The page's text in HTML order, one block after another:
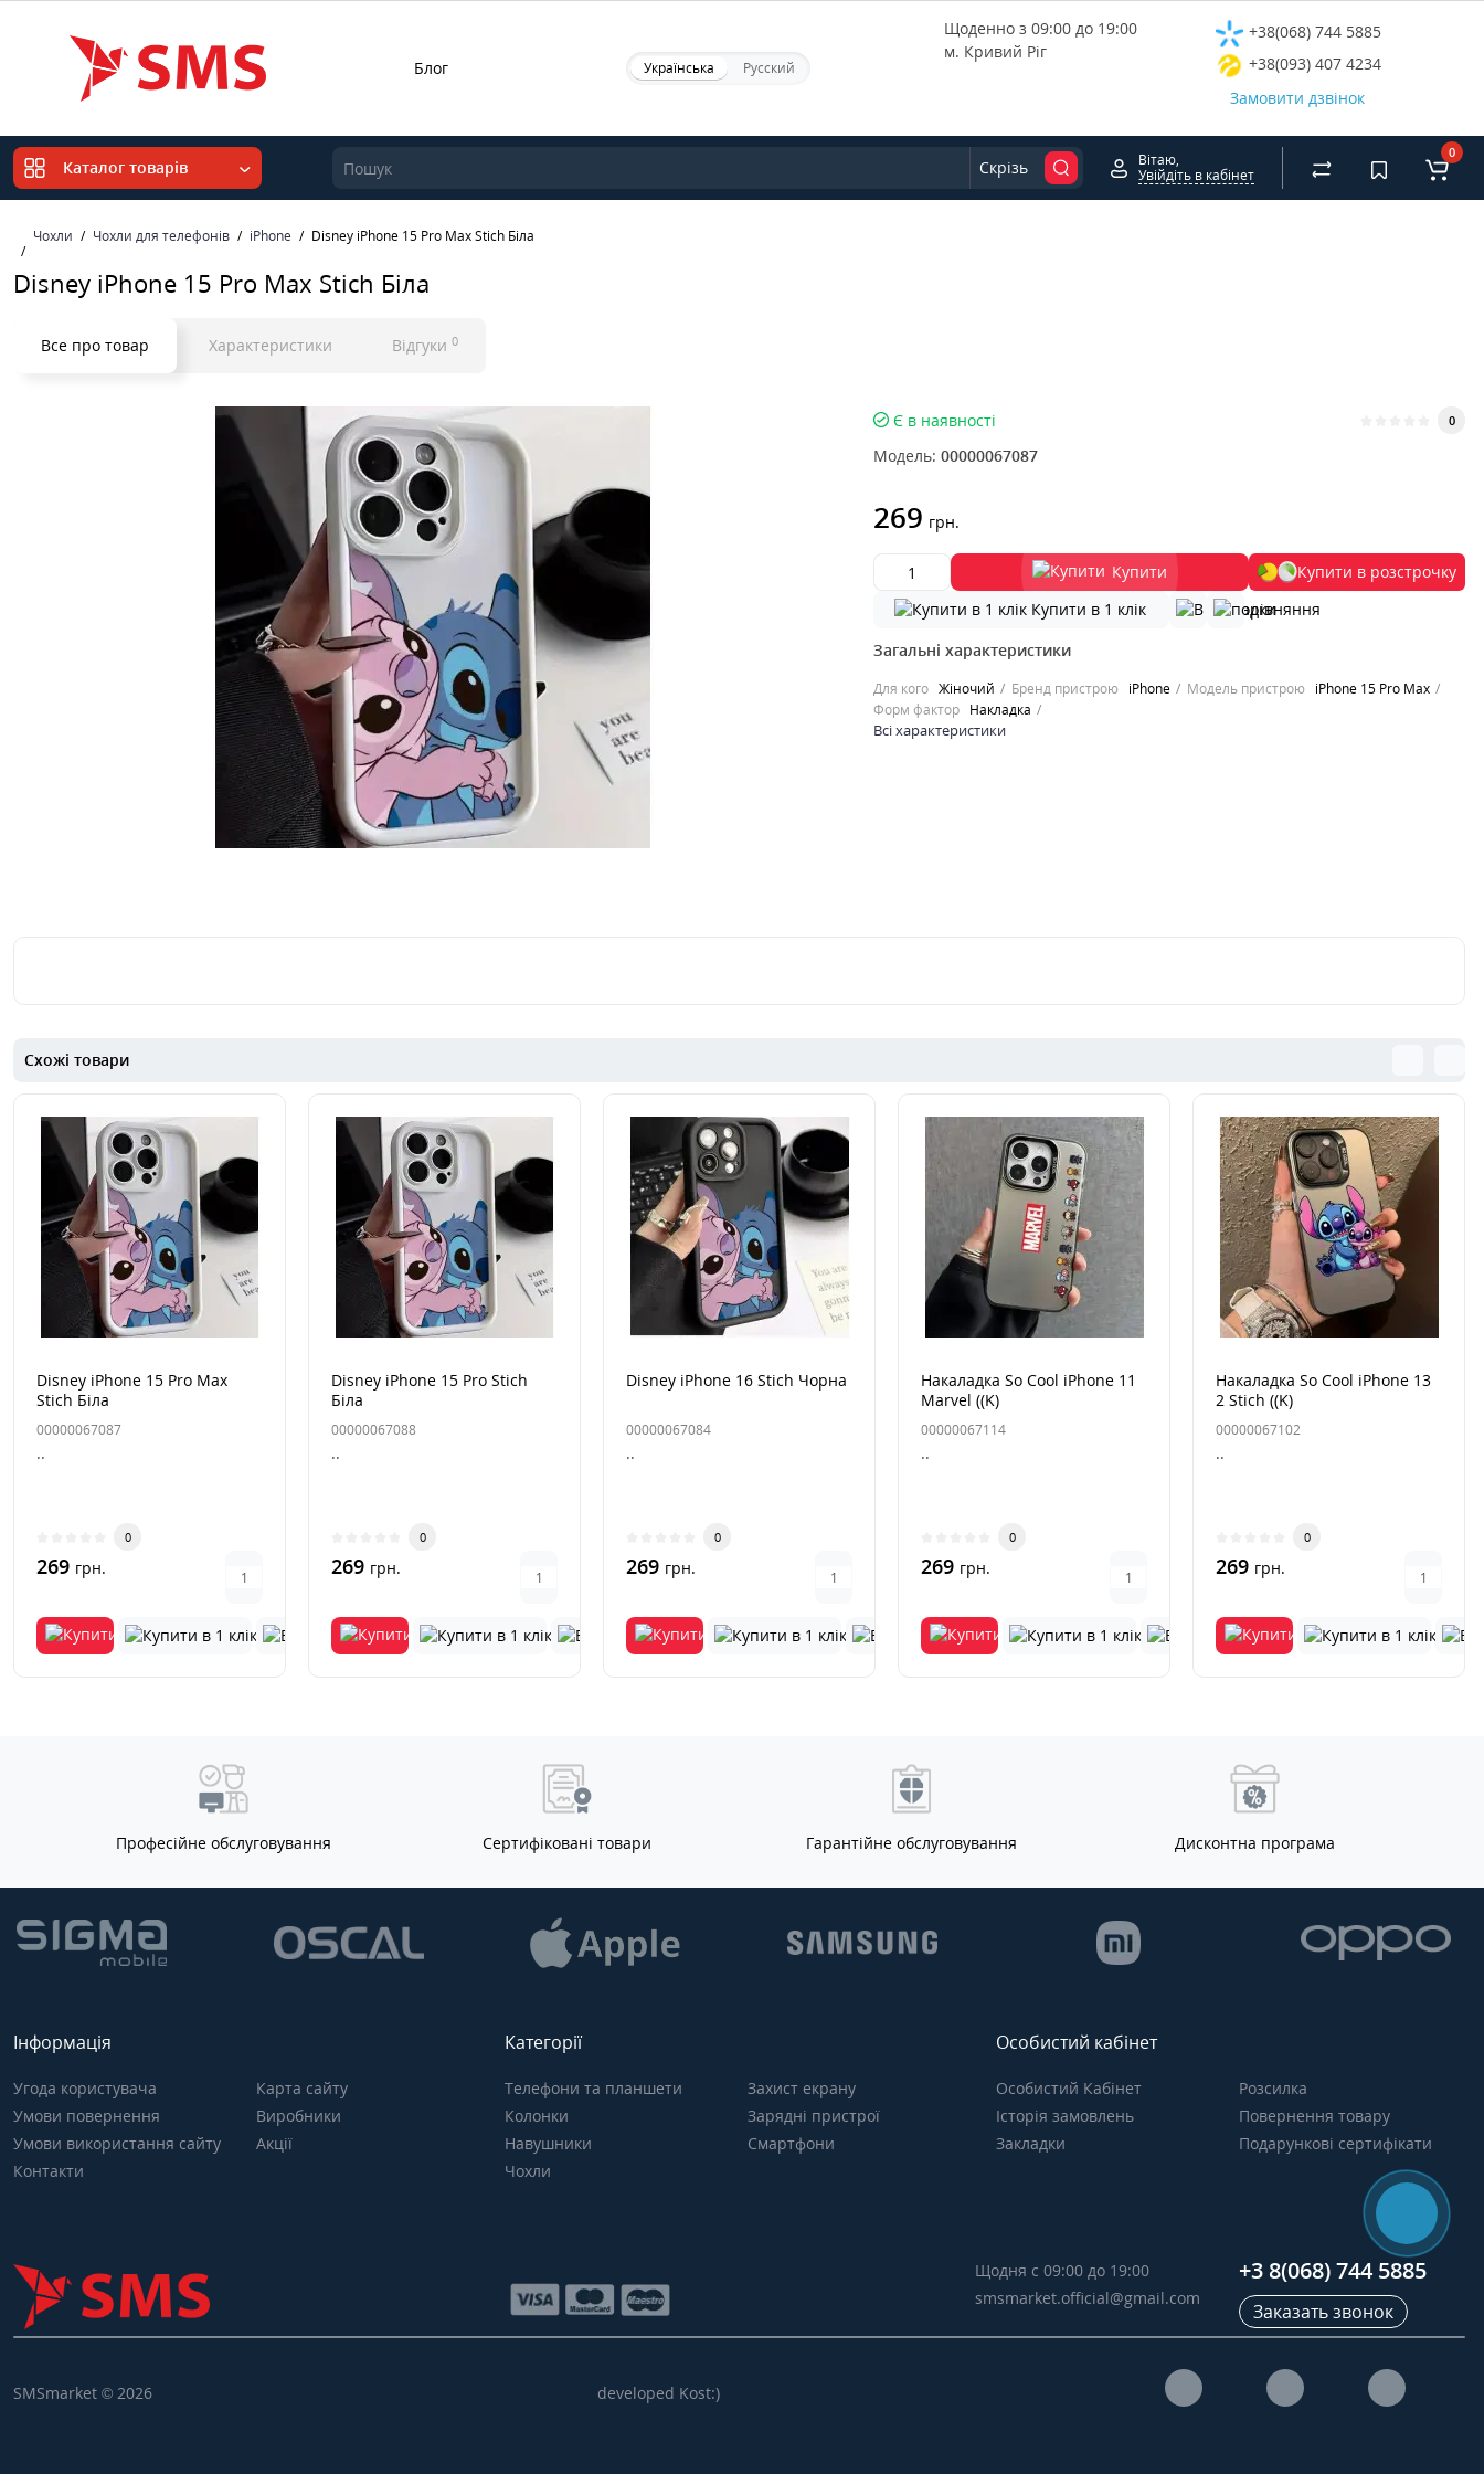
Блог Українська Русский
Щоденно з 09:00 до 19:00
м. Кривий Ріг
+38(068) 744 5885
+38(093) 407 4234
Замовити дзвінок
Каталог товарів Скрізь
Вітаю,
Увійдіть в кабінет
0
Чохли Чохли для телефонів iPhone Disney iPhone 15 Pro Max Stich Біла
Disney iPhone 15 Pro Max Stich Біла
Все про товар Характеристики Відгуки 0
Є в наявності 0
Модель: 00000067087
269 грн.
Купити
Купити в розстрочку
Купити в 1 клік
Загальні характеристики
Для кого Жіночий Бренд пристрою iPhone Модель пристрою
iPhone 15 Pro Max
Форм фактор
Накладка
Всі характеристики
Схожі товари
Disney iPhone 15 Pro Max
Stich Біла
00000067087
..
0
269 грн.
Disney iPhone 15 Pro Stich
Біла
00000067088
..
0
269 грн.
Disney iPhone 16 Stich Чорна
00000067084
..
0
269 грн.
Накаладка So Cool iPhone 11
Marvel ((K)
00000067114
..
0
269 грн.
Накаладка So Cool iPhone 13
2 Stich ((K)
00000067102
..
0
269 грн.
Професійне обслуговування Сертифіковані товари Гарантійне обслуговування Дисконтна програма
Інформація
Угода користувача
Умови повернення
Умови використання сайту
Контакти
Карта сайту
Виробники
Акції
Категорії
Телефони та планшети
Колонки
Навушники
Чохли
Захист екрану
Зарядні пристрої
Смартфони
Особистий кабінет
Особистий Кабінет
Історія замовлень
Закладки
Розсилка
Повернення товару
Подарункові сертифікати
Щодня с 09:00 до 19:00
smsmarket.official@gmail.com
+3 8(068) 744 5885
Заказать звонок
SMSmarket © 2026 developed Kost:)